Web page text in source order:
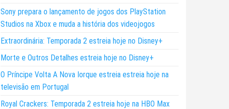
Sony prepara o lançamento de jogos dos PlayStation
Studios na Xbox e muda a história dos videojogos
Extraordinária: Temporada 2 estreia hoje no Disney+
Morte e Outros Detalhes estreia hoje no Disney+
O Príncipe Volta A Nova Iorque estreia estreia hoje na
televisão em Portugal
Royal Crackers: Temporada 2 estreia hoje na HBO Max